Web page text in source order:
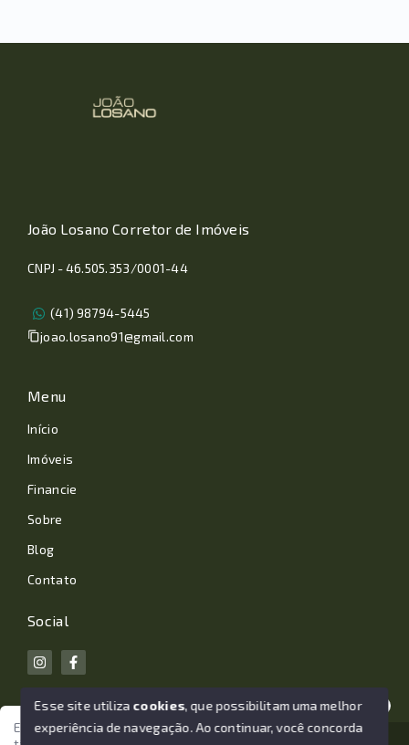
Estamos aqui para te ajudar. Vamos juntos nessa jornada
João Losano Corretor de Imóveis
CNPJ - 46.505.353/0001-44
(41) 98794-5445
joao.losano91@gmail.com
Menu
Início
Imóveis
Financie
Sobre
Blog
Contato
Social
Esse site utiliza cookies, que possibilitam uma melhor
experiência de navegação.Ao continuar, você concorda